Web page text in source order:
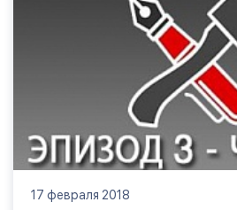
17 февраля 2018